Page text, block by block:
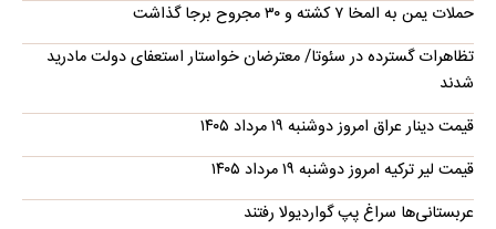
حملات یمن به المخا ۷ کشته و ۳۰ مجروح برجا گذاشت
تظاهرات گسترده در سئوتا/ معترضان خواستار استعفای دولت مادرید
شدند
قیمت دینار عراق امروز دوشنبه ۱۹ مرداد ۱۴۰۵
قیمت لیر ترکیه امروز دوشنبه ۱۹ مرداد ۱۴۰۵
عربستانی‌ها سراغ پپ گواردیولا رفتند